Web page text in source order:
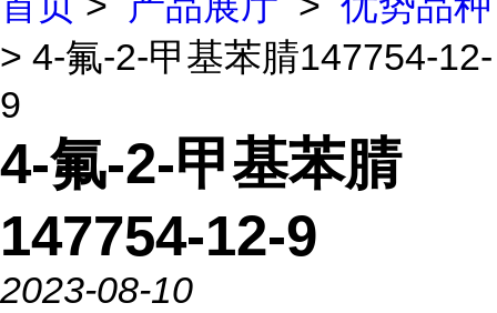
> 4-氟-2-甲基苯腈147754-12-
9
4-氟-2-甲基苯腈
147754-12-9
2023-08-10